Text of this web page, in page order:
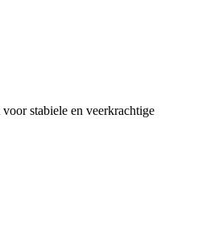
stabiele en veerkrachtige